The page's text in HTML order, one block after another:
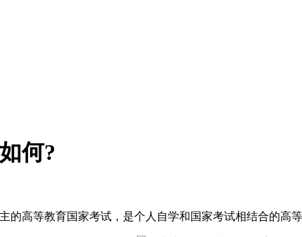
何?
的高等教育国家考试，是个人自学和国家考试相结合的高等